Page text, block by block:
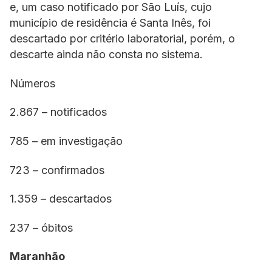
e, um caso notificado por São Luís, cujo
município de residência é Santa Inês, foi
descartado por critério laboratorial, porém, o
descarte ainda não consta no sistema.
Números
2.867 – notificados
785 – em investigação
723 – confirmados
1.359 – descartados
237 – óbitos
Maranhão